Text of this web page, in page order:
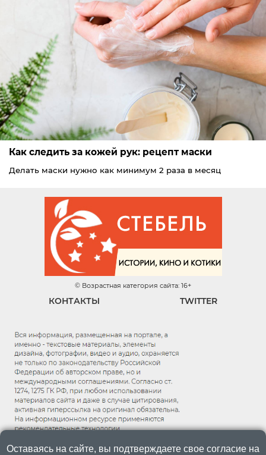
Как следить за кожей рук: рецепт маски
Делать маски нужно как минимум 2 раза в месяц
© Возрастная категория сайта: 16+
КОНТАКТЫ TWITTER
Оставаясь на сайте, вы подтверждаете свое согласие на